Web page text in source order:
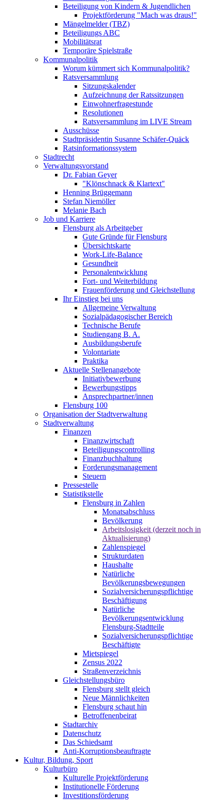
Beteiligung von Kindern & Jugendlichen
Projektförderung "Mach was draus!"
Mängelmelder (TBZ)
Beteiligungs ABC
Mobilitätsrat
Temporäre Spielstraße
Kommunalpolitik
Worum kümmert sich Kommunalpolitik?
Ratsversammlung
Sitzungskalender
Aufzeichnung der Ratssitzungen
Einwohnerfragestunde
Resolutionen
Ratsversammlung im LIVE Stream
Ausschüsse
Stadtpräsidentin Susanne Schäfer-Quäck
Ratsinformationssystem
Stadtrecht
Verwaltungsvorstand
Dr. Fabian Geyer
"Klönschnack & Klartext"
Henning Brüggemann
Stefan Niemöller
Melanie Bach
Job und Karriere
Flensburg als Arbeitgeber
Gute Gründe für Flensburg
Übersichtskarte
Work-Life-Balance
Gesundheit
Personalentwicklung
Fort- und Weiterbildung
Frauenförderung und Gleichstellung
Ihr Einstieg bei uns
Allgemeine Verwaltung
Sozialpädagogischer Bereich
Technische Berufe
Studiengang B. A.
Ausbildungsberufe
Volontariate
Praktika
Aktuelle Stellenangebote
Initiativbewerbung
Bewerbungstipps
Ansprechpartner/innen
Flensburg 100
Organisation der Stadtverwaltung
Stadtverwaltung
Finanzen
Finanzwirtschaft
Beteiligungscontrolling
Finanzbuchhaltung
Forderungsmanagement
Steuern
Pressestelle
Statistikstelle
Flensburg in Zahlen
Monatsabschluss
Bevölkerung
Arbeitslosigkeit (derzeit noch in
Aktualisierung)
Zahlenspiegel
Strukturdaten
Haushalte
Natürliche
Bevölkerungsbewegungen
Sozialversicherungspflichtige
Beschäftigung
Natürliche
Bevölkerungsentwicklung
Flensburg-Stadtteile
Sozialversicherungspflichtige
Beschäftigte
Mietspiegel
Zensus 2022
Straßenverzeichnis
Gleichstellungsbüro
Flensburg stellt gleich
Neue Männlichkeiten
Flensburg schaut hin
Betroffenenbeirat
Stadtarchiv
Datenschutz
Das Schiedsamt
Anti-Korruptionsbeauftragte
Kultur, Bildung, Sport
Kulturbüro
Kulturelle Projektförderung
Institutionelle Förderung
Investitionsförderung